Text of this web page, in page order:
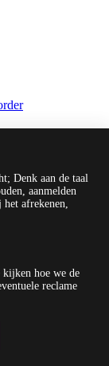
Denk aan de taal
aanmelden
afrekenen,
hoe we de
reclame